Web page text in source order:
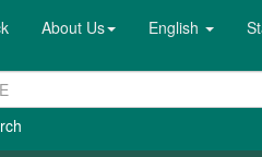
About Us English